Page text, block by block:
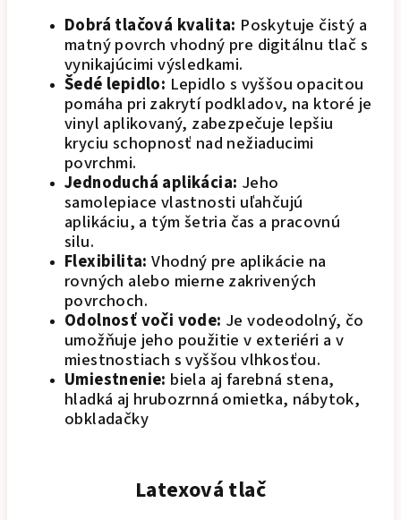
Dobrá tlačová kvalita: Poskytuje čistý a
matný povrch vhodný pre digitálnu tlač s
vynikajúcimi výsledkami.
Šedé lepidlo: Lepidlo s vyššou opacitou
pomáha pri zakrytí podkladov, na ktoré je
vinyl aplikovaný, zabezpečuje lepšiu
kryciu schopnosť nad nežiaducimi
povrchmi.
Jednoduchá aplikácia: Jeho
samolepiace vlastnosti uľahčujú
aplikáciu, a tým šetria čas a pracovnú
silu.
Flexibilita: Vhodný pre aplikácie na
rovných alebo mierne zakrivených
povrchoch.
Odolnosť voči vode: Je vodeodolný, čo
umožňuje jeho použitie v exteriéri a v
miestnostiach s vyššou vlhkosťou.
Umiestnenie: biela aj farebná stena,
hladká aj hrubozrnná omietka, nábytok,
obkladačky
Latexová tlač